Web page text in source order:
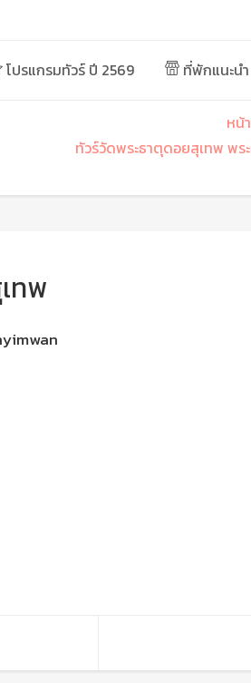
โปรแกรมทัวร์ ปี 2569 ที่พักแนะน
หน้
ทัวร์วัดพระธาตุดอยสุเทพ พร
ทพ